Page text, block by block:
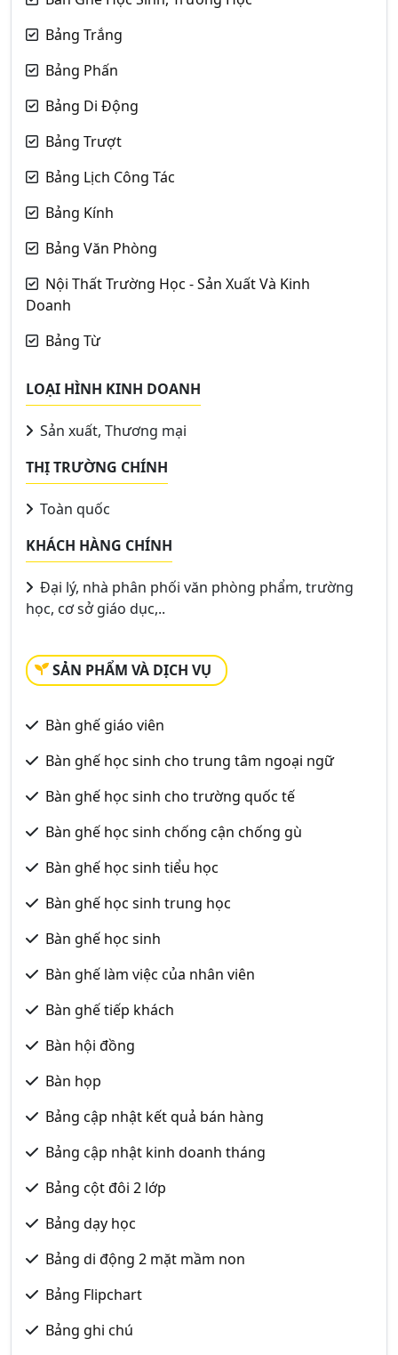
Bảng Trắng
Bảng Phấn
Bảng Di Động
Bảng Trượt
Bảng Lịch Công Tác
Bảng Kính
Bảng Văn Phòng
Nội Thất Trường Học - Sản Xuất Và Kinh
Doanh
Bảng Từ
LOẠI HÌNH KINH DOANH
Sản xuất, Thương mại
THỊ TRƯỜNG CHÍNH
Toàn quốc
KHÁCH HÀNG CHÍNH
Đại lý, nhà phân phối văn phòng phẩm, trường
học, cơ sở giáo dục,..
SẢN PHẨM VÀ DỊCH VỤ
Bàn ghế giáo viên
Bàn ghế học sinh cho trung tâm ngoại ngữ
Bàn ghế học sinh cho trường quốc tế
Bàn ghế học sinh chống cận chống gù
Bàn ghế học sinh tiểu học
Bàn ghế học sinh trung học
Bàn ghế học sinh
Bàn ghế làm việc của nhân viên
Bàn ghế tiếp khách
Bàn hội đồng
Bàn họp
Bảng cập nhật kết quả bán hàng
Bảng cập nhật kinh doanh tháng
Bảng cột đôi 2 lớp
Bảng dạy học
Bảng di động 2 mặt mầm non
Bảng Flipchart
Bảng ghi chú